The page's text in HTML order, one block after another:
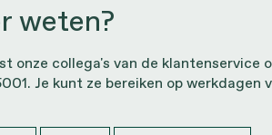
weten?
onze collega's van de klantenservice
Je kunt ze bereiken op werkdagen